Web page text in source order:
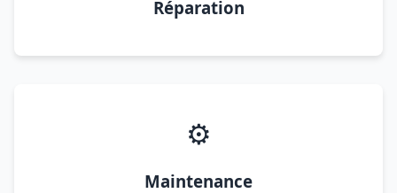
Réparation
⚙️
Maintenance